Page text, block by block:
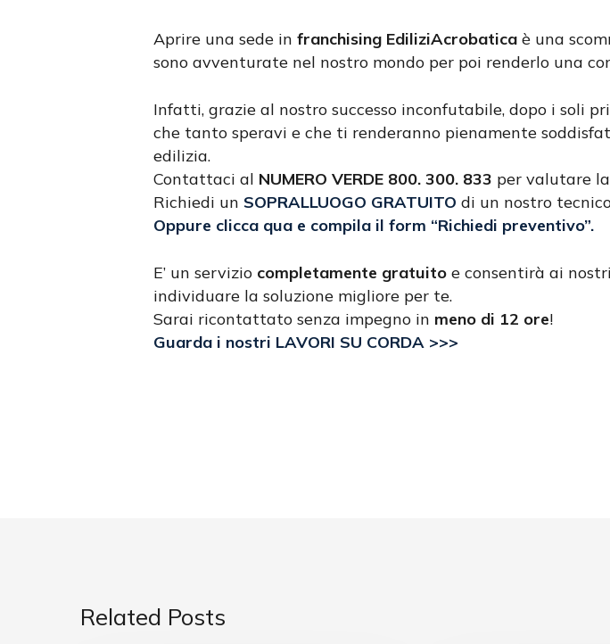
Aprire una sede in franchising EdiliziAcrobatica è una
sono avventurate nel nostro mondo per poi renderlo una
Infatti, grazie al nostro successo inconfutabile, dopo i soli
che tanto speravi e che ti renderanno pienamente
edilizia.
Contattaci al NUMERO VERDE 800. 300. 833 per valutare
Richiedi un SOPRALLUOGO GRATUITO di un nostro
Oppure clicca qua e compila il form “Richiedi preventivo”.
E’ un servizio completamente gratuito e consentirà ai
individuare la soluzione migliore per te.
Sarai ricontattato senza impegno in meno di 12 ore!
Guarda i nostri LAVORI SU CORDA >>>
Related Posts